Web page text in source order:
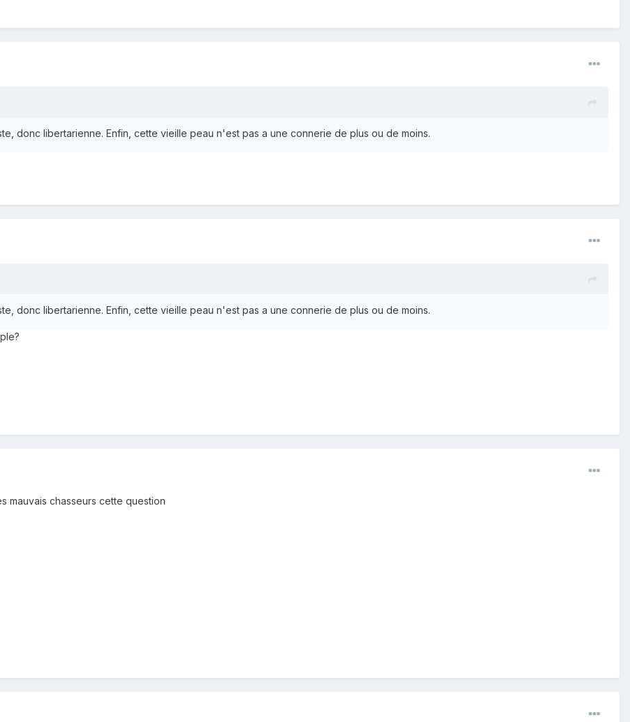
donc libertarienne. Enfin, cette vieille peau n'est pas a une connerie de plus ou de moins.
donc libertarienne. Enfin, cette vieille peau n'est pas a une connerie de plus ou de moins.
mauvais chasseurs cette question